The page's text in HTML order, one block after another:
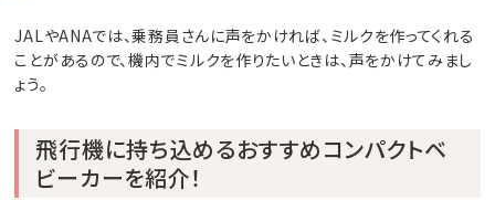
JALやANAでは、乗務員さんに声をかければ、ミルクを作ってくれる
ことがあるので、機内でミルクを作りたいときは、声をかけてみまし
ょう。
飛行機に持ち込めるおすすめコンパクトベ
ビーカーを紹介！